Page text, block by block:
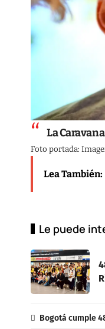
La
Foto portada:
Lea También:
Le puede
Bogotá cumple